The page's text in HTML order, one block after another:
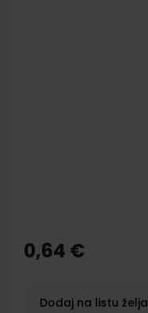
the
beginning
gallery
0,64 €
Dodaj na listu želja